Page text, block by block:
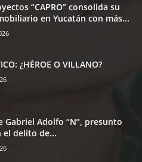
“CAPRO” consolida su
en Yucatán con más...
¿HÉROE O VILLANO?
Gabriel Adolfo “N”, presunto
el delito de...